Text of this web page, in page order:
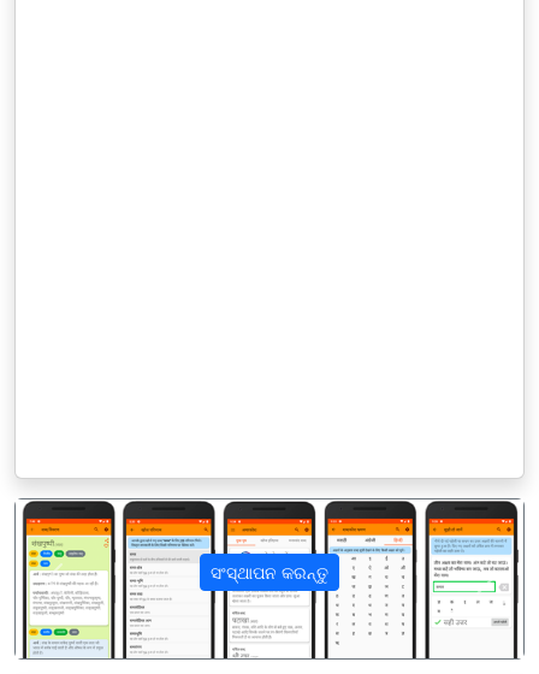
ସଂସ୍ଥାପନ କରନ୍ତୁ
पिछला अगला